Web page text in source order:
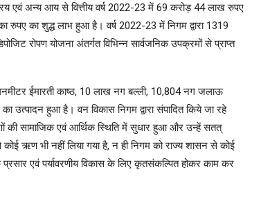
एवं अन्य आय से वित्तीय वर्ष 2022-23 में 69 करोड़ 44 लाख रुपए
का शुद्ध लाभ हुआ है। वर्ष 2022-23 में निगम द्वारा 1319
रोपण योजना अंतर्गत विभिन्न सार्वजनिक उपक्रमों से प्राप्त
ईमारती काष्ठ, 10 लाख नग बल्ली, 10,804 नग जलाऊ
उत्पादन हुआ है। वन विकास निगम द्वारा संपादित किये जा रहे
की सामाजिक एवं आर्थिक स्थिति में सुधार हुआ और उन्हें सतत्
कोई ऋण भी नहीं लिया गया है, न ही निगम को राज्य शासन से कोई
प्रसार एवं पर्यावरणीय विकास के लिए कृतसंकल्पित होकर काम कर